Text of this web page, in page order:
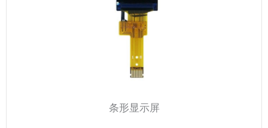
条形显示屏